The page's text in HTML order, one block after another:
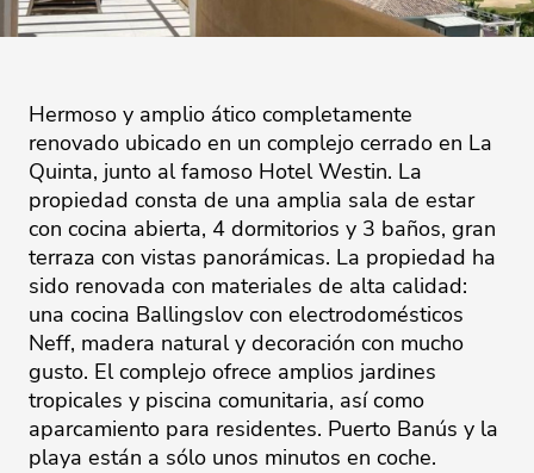
Hermoso y amplio ático completamente
renovado ubicado en un complejo cerrado en La
Quinta, junto al famoso Hotel Westin. La
propiedad consta de una amplia sala de estar
con cocina abierta, 4 dormitorios y 3 baños, gran
terraza con vistas panorámicas. La propiedad ha
sido renovada con materiales de alta calidad:
una cocina Ballingslov con electrodomésticos
Neff, madera natural y decoración con mucho
gusto. El complejo ofrece amplios jardines
tropicales y piscina comunitaria, así como
aparcamiento para residentes. Puerto Banús y la
playa están a sólo unos minutos en coche.